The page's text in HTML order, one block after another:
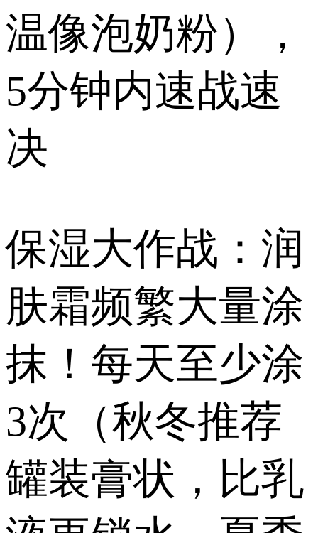
温像泡奶粉），
5分钟内速战速
决
保湿大作战：润
肤霜频繁大量涂
抹！每天至少涂
3次（秋冬推荐
罐装膏状，比乳